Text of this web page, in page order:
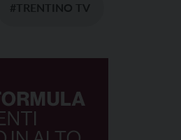
#TRENTINO TV